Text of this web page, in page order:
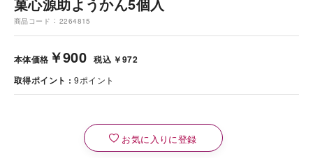
商品コード 2264815
本体価格 ￥900 税込 ￥972
取得ポイント
9ポイント
お気に入りに登録